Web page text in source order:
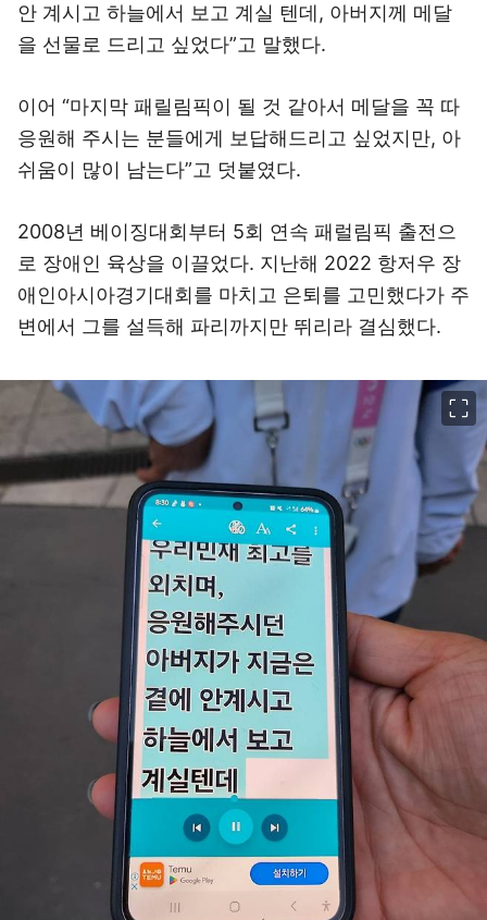
안 계시고 하늘에서 보고 계실 텐데, 아버지께 메달
을 선물로 드리고 싶었다”고 말했다.
이어 “마지막 패릴림픽이 될 것 같아서 메달을 꼭 따
응원해 주시는 분들에게 보답해드리고 싶었지만, 아
쉬움이 많이 남는다”고 덧붙였다.
2008년 베이징대회부터 5회 연속 패럴림픽 출전으
로 장애인 육상을 이끌었다. 지난해 2022 항저우 장
애인아시아경기대회를 마치고 은퇴를 고민했다가 주
변에서 그를 설득해 파리까지만 뛰리라 결심했다.